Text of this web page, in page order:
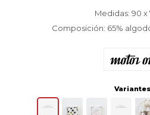
Medidas: 90 x
Composición: 65%